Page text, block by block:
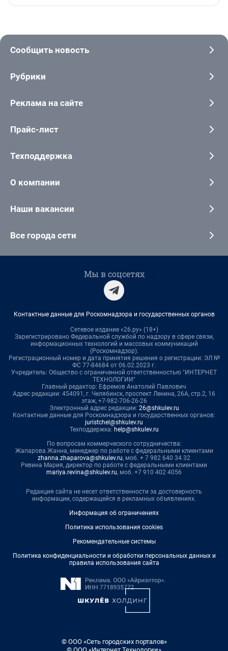
Сообщить новость
Рубрики
Реклама на сайте
Прайс-лист
Техподдержка
О компании
Наши вакансии
Все города сети
Мы в соцсетях
Контактные данные для Роскомнадзора и государственных органов
Сетевое издание «26.ру» (18+)
Зарегистрировано Федеральной службой по надзору в сфере связи,
информационных технологий и массовых коммуникаций
(Роскомнадзор).
Регистрационный номер и дата принятия решения о регистрации: ЭЛ №
ФС 77-84684 от 06.02.2023 г.
Учредитель: Общество с ограниченной ответственностью "ИНТЕРНЕТ
ТЕХНОЛОГИИ"
Главный редактор: Ефремов Анатолий Павлович
Адрес редакции: 454091, г. Челябинск, проспект Ленина, 26А, стр.2, 16
этаж, +7-982-706-26-26
Электронный адрес редакции: 26@shkulev.ru
Контактные данные для Роскомнадзора и государственных органов:
juristchel@shkulev.ru
Техподдержка: help@shkulev.ru
По вопросам коммерческого сотрудничества:
Жапарова Жанна, менеджер по работе с федеральными клиентами
zhanna.zhaparova@shkulev.ru, моб. + 7 982 640 34 32
Ревина Мария, директор по работе с федеральными клиентами
mariya.revina@shkulev.ru, моб. +7 910 402 4056
Редакция сайта не несет ответственности за достоверность
информации, содержащейся в рекламных объявлениях.
Информация об ограничениях
Политика использования cookies
Рекомендательные системы
Политика конфиденциальности и обработки персональных данных и
правила использования сайта
© ООО «Сеть городских порталов»